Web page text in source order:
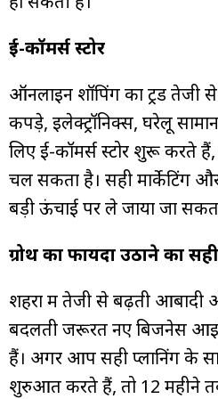
ई-कॉमर्स स्टोर
ऑनलाइन शॉपिंग का ट्रेंड तेजी
कपड़े, इलेक्ट्रॉनिक्स, घरेलू
लिए ई-कॉमर्स स्टोर शुरू करते
चल सकता है। सही मार्केटिंग
बड़ी ऊंचाई पर ले जाया जा
ग्रोथ का फायदा उठाने का
शहरों में तेजी से बढ़ती आबादी
बदलती जरूरतें नए बिजनेस
हैं। अगर आप सही प्लानिंग के
शुरुआत करते हैं, तो 12 महीने